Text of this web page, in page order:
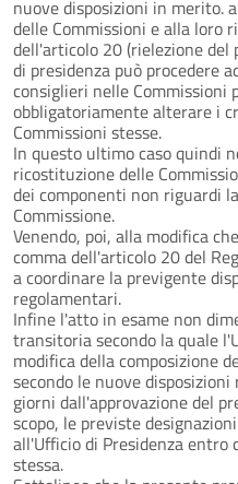
nuove disposizioni in merito.
delle Commissioni e alla loro
dell'articolo 20 (rielezione del
di presidenza può procedere
consiglieri nelle Commissioni
obbligatoriamente alterare i
Commissioni stesse.
In questo ultimo caso quindi
ricostituzione delle
dei componenti non riguardi
Commissione.
Venendo, poi, alla modifica
comma dell'articolo 20 del
a coordinare la previgente
regolamentari.
Infine l'atto in esame non
transitoria secondo la quale
modifica della composizione
secondo le nuove
giorni dall'approvazione del
scopo, le previste
all'Ufficio di Presidenza entro
stessa.